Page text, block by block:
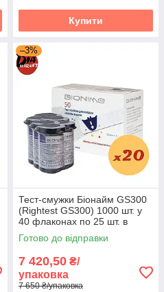
Купити
–3%
Тест-смужки Біонайм GS300
(Rightest GS300) 1000 шт. у
40 флаконах по 25 шт. в
пакованні
Готово до відправки
7 420,50 ₴/
упаковка
7 650 ₴/упаковка